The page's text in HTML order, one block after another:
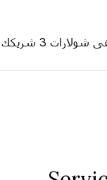
في رعاية الدماغ والعمود الفقري